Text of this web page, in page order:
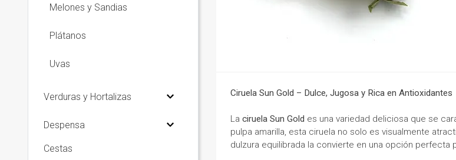
Melones y Sandias
Plátanos
Uvas
Verduras y Hortalizas
Despensa
Cestas
Ciruela Sun Gold – Dulce, Jugosa y Rica en Antioxidantes
La ciruela Sun Gold es una variedad deliciosa que se
pulpa amarilla, esta ciruela no solo es visualmente
dulzura equilibrada la convierte en una opción